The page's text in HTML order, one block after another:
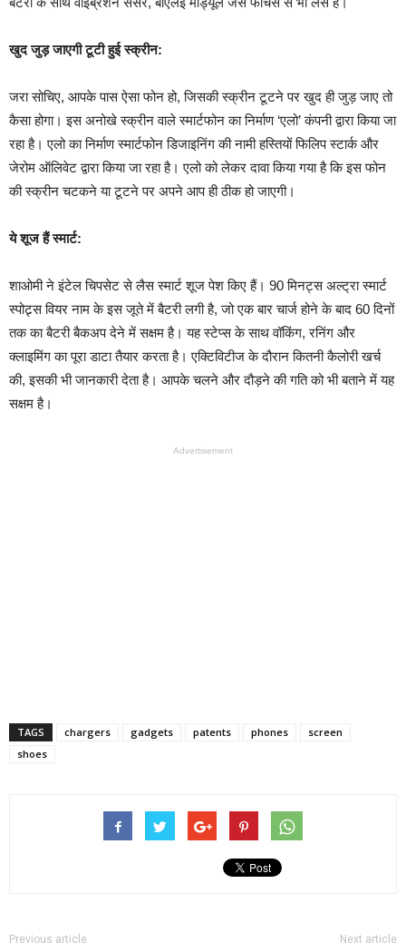
खुद जुड़ जाएगी टूटी हुई स्क्रीन:
जरा सोचिए, आपके पास ऐसा फोन हो, जिसकी स्क्रीन टूटने पर खुद ही जुड़ जाए तो
कैसा होगा। इस अनोखे स्क्रीन वाले स्मार्टफोन का निर्माण ‘एलो’ कंपनी द्वारा किया जा
रहा है। एलो का निर्माण स्मार्टफोन डिजाइनिंग की नामी हस्तियों फिलिप स्टार्क और
जेरोम ऑलिवेट द्वारा किया जा रहा है। एलो को लेकर दावा किया गया है कि इस फोन
की स्क्रीन चटकने या टूटने पर अपने आप ही ठीक हो जाएगी।
ये शूज हैं स्मार्ट:
शाओमी ने इंटेल चिपसेट से लैस स्मार्ट शूज पेश किए हैं। 90 मिनट्स अल्ट्रा स्मार्ट
स्पोट्र्स वियर नाम के इस जूते में बैटरी लगी है, जो एक बार चार्ज होने के बाद 60 दिनों
तक का बैटरी बैकअप देने में सक्षम है। यह स्टेप्स के साथ वॉकिंग, रनिंग और
क्लाइमिंग का पूरा डाटा तैयार करता है। एक्टिविटीज के दौरान कितनी कैलोरी खर्च
की, इसकी भी जानकारी देता है। आपके चलने और दौड़ने की गति को भी बताने में यह
सक्षम है।
Advertisement
TAGS chargers gadgets patents phones
screen
shoes
Previous article Next article